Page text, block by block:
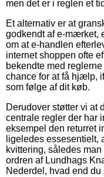
men det er i reglen et
Et alternativ er at
godkendt af e-mærket,
om at e-handlen
internet shoppen ofte
bekendte med
chance for at få hjælp,
som følge af dit køb.
Derudover støtter vi at
centrale regler der har
eksempel den returret
ligeledes
kvittering, således
ordren af Lundhags
Nederdel, hvad end